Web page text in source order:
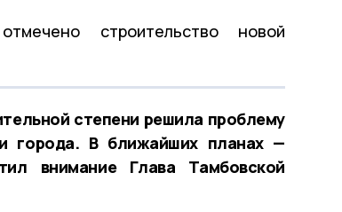
строительство новой
степени решила проблему
города. В ближайших планах —
внимание Глава Тамбовской